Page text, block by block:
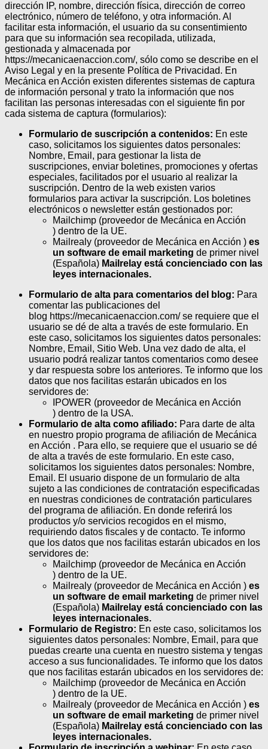
dirección IP, nombre, dirección física, dirección de correo
electrónico, número de teléfono, y otra información. Al
facilitar esta información, el usuario da su consentimiento
para que su información sea recopilada, utilizada,
gestionada y almacenada por
https://mecanicaenaccion.com/, sólo como se describe en el
Aviso Legal y en la presente Política de Privacidad. En
Mecánica en Acción existen diferentes sistemas de captura
de información personal y trato la información que nos
facilitan las personas interesadas con el siguiente fin por
cada sistema de captura (formularios):
Formulario de suscripción a contenidos: En este
caso, solicitamos los siguientes datos personales:
Nombre, Email, para gestionar la lista de
suscripciones, enviar boletines, promociones y ofertas
especiales, facilitados por el usuario al realizar la
suscripción. Dentro de la web existen varios
formularios para activar la suscripción. Los boletines
electrónicos o newsletter están gestionados por:
Mailchimp (proveedor de Mecánica en Acción
) dentro de la UE.
Mailrealy (proveedor de Mecánica en Acción ) es
un software de email marketing de primer nivel
(Española) Mailrelay está concienciado con las
leyes internacionales.
Formulario de alta para comentarios del blog: Para
comentar las publicaciones del
blog https://mecanicaenaccion.com/ se requiere que el
usuario se dé de alta a través de este formulario. En
este caso, solicitamos los siguientes datos personales:
Nombre, Email, Sitio Web. Una vez dado de alta, el
usuario podrá realizar tantos comentarios como desee
y dar respuesta sobre los anteriores. Te informo que los
datos que nos facilitas estarán ubicados en los
servidores de:
IPOWER (proveedor de Mecánica en Acción
) dentro de la USA.
Formulario de alta como afiliado: Para darte de alta
en nuestro propio programa de afiliación de Mecánica
en Acción . Para ello, se requiere que el usuario se dé
de alta a través de este formulario. En este caso,
solicitamos los siguientes datos personales: Nombre,
Email. El usuario dispone de un formulario de alta
sujeto a las condiciones de contratación especificadas
en nuestras condiciones de contratación particulares
del programa de afiliación. En donde referirá los
productos y/o servicios recogidos en el mismo,
requiriendo datos fiscales y de contacto. Te informo
que los datos que nos facilitas estarán ubicados en los
servidores de:
Mailchimp (proveedor de Mecánica en Acción
) dentro de la UE.
Mailrealy (proveedor de Mecánica en Acción ) es
un software de email marketing de primer nivel
(Española) Mailrelay está concienciado con las
leyes internacionales.
Formulario de Registro: En este caso, solicitamos los
siguientes datos personales: Nombre, Email, para que
puedas crearte una cuenta en nuestro sistema y tengas
acceso a sus funcionalidades. Te informo que los datos
que nos facilitas estarán ubicados en los servidores de:
Mailchimp (proveedor de Mecánica en Acción
) dentro de la UE.
Mailrealy (proveedor de Mecánica en Acción ) es
un software de email marketing de primer nivel
(Española) Mailrelay está concienciado con las
leyes internacionales.